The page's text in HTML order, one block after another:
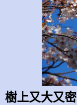
樹上又大又